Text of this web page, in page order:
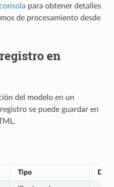
para obtener detalles
de procesamiento desde
en
del modelo en un
se puede guardar en
Tipo